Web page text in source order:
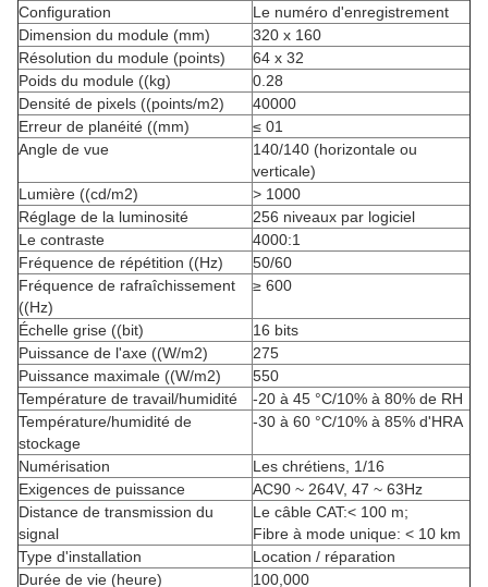
Configuration
Le numéro d'enregistrement
Dimension du module (mm)
320 x 160
Résolution du module (points)
64 x 32
Poids du module ((kg)
0.28
Densité de pixels ((points/m2)
40000
Erreur de planéité ((mm)
≤ 01
Angle de vue
140/140 (horizontale ou
verticale)
Lumière ((cd/m2)
> 1000
Réglage de la luminosité
256 niveaux par logiciel
Le contraste
4000:1
Fréquence de répétition ((Hz)
50/60
Fréquence de rafraîchissement
((Hz)
≥ 600
Échelle grise ((bit)
16 bits
Puissance de l'axe ((W/m2)
275
Puissance maximale ((W/m2)
550
Température de travail/humidité
-20 à 45 °C/10% à 80% de RH
Température/humidité de
stockage
-30 à 60 °C/10% à 85% d'HRA
Numérisation
Les chrétiens, 1/16
Exigences de puissance
AC90 ~ 264V, 47 ~ 63Hz
Distance de transmission du
signal
Le câble CAT:< 100 m;
Fibre à mode unique: < 10 km
Type d'installation
Location / réparation
Durée de vie (heure)
100,000